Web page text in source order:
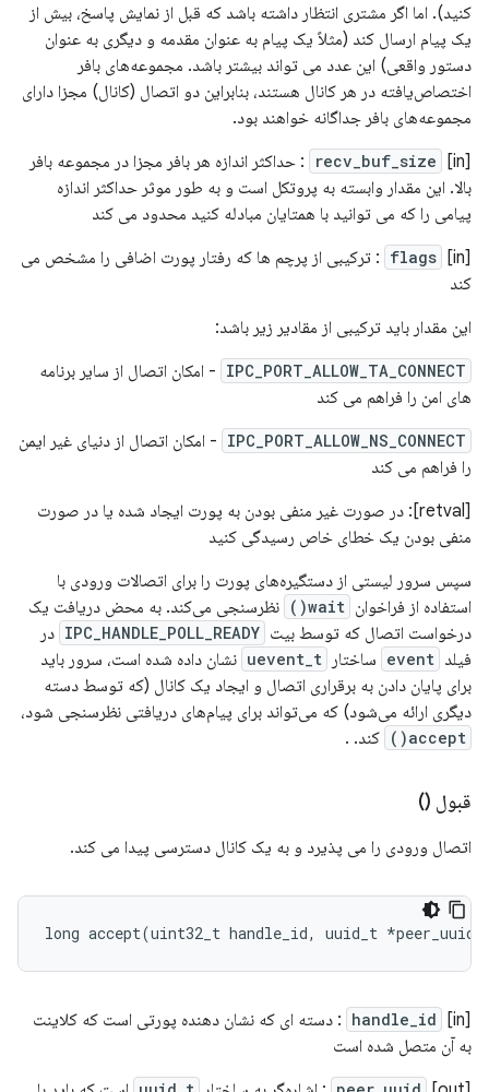
کنید). اما اگر مشتری انتظار داشته باشد که قبل از نمایش پاسخ، بیش از
یک پیام ارسال کند (مثلاً یک پیام به عنوان مقدمه و دیگری به عنوان
دستور واقعی) این عدد می تواند بیشتر باشد. مجموعه‌های بافر
اختصاص‌یافته در هر کانال هستند، بنابراین دو اتصال (کانال) مجزا دارای
مجموعه‌های بافر جداگانه خواهند بود.
[in]
recv_buf_size
: حداکثر اندازه هر بافر مجزا در مجموعه بافر
بالا. این مقدار وابسته به پروتکل است و به طور موثر حداکثر اندازه
پیامی را که می توانید با همتایان مبادله کنید محدود می کند
[in]
flags : ترکیبی از پرچم ها که رفتار پورت اضافی را مشخص می
کند
این مقدار باید ترکیبی از مقادیر زیر باشد:
IPC_PORT_ALLOW_TA_CONNECT - امکان اتصال از سایر برنامه
های امن را فراهم می کند
IPC_PORT_ALLOW_NS_CONNECT - امکان اتصال از دنیای غیر ایمن
را فراهم می کند
[retval]: در صورت غیر منفی بودن به پورت ایجاد شده یا در صورت
منفی بودن یک خطای خاص رسیدگی کنید
سپس سرور لیستی از دستگیره‌های پورت را برای اتصالات ورودی با
استفاده از فراخوان wait()
نظرسنجی می‌کند. به محض دریافت یک
درخواست اتصال که توسط بیت IPC_HANDLE_POLL_READY در
فیلد event ساختار uevent_t نشان داده شده است، سرور باید
برای پایان دادن به برقراری اتصال و ایجاد یک کانال (که توسط دسته
دیگری ارائه می‌شود) که می‌تواند برای پیام‌های دریافتی نظرسنجی شود،
accept() کند. .
قبول ()
اتصال ورودی را می پذیرد و به یک کانال دسترسی پیدا می کند.
long accept(uint32_t handle_id, uuid_t *peer_uuid
[in]
handle_id : دسته ای که نشان دهنده پورتی است که کلاینت
به آن متصل شده است